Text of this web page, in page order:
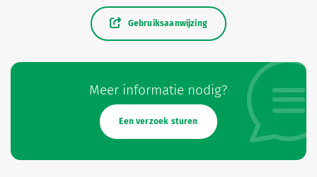
Meer informatie nodig?
Een verzoek sturen
Gebruiksaanwijzing